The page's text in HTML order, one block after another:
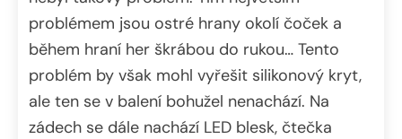
problémem jsou ostré hrany okolí čoček a
během hraní her škrábou do rukou… Tento
problém by však mohl vyřešit silikonový kryt,
ale ten se v balení bohužel nenachází. Na
zádech se dále nachází LED blesk, čtečka